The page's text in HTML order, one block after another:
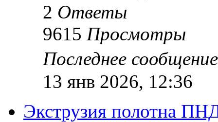
2 Ответы
9615 Просмотры
Последнее
13 янв 2026, 12:36
Экструзия полотна